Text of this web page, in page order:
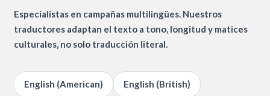
Especialistas en campañas multilingües. Nuestros
traductores adaptan el texto a tono, longitud y matices
culturales, no solo traducción literal.
English (American) English (British)